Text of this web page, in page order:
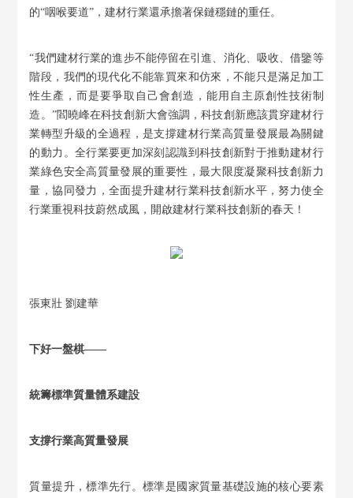
的“咽喉要道”，建材行業還承擔著保鏈穩鏈的重任。
“我們建材行業的進步不能停留在引進、消化、吸收、借鑒等
階段，我們的現代化不能靠買來和仿來，不能只是滿足加工
性生產，而是要爭取自己會創造，能用自主原創性技術制
造。”閻曉峰在科技創新大會強調，科技創新應該貫穿建材行
業轉型升級的全過程，是支撐建材行業高質量發展最為關鍵
的動力。全行業要更加深刻認識到科技創新對于推動建材行
業綠色安全高質量發展的重要性，最大限度凝聚科技創新力
量，協同發力，全面提升建材行業科技創新水平，努力使全
行業重視科技蔚然成風，開啟建材行業科技創新的春天！
張東壯 劉建華
下好一盤棋——
統籌標準質量體系建設
支撐行業高質量發展
質量提升，標準先行。標準是國家質量基礎設施的核心要素